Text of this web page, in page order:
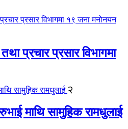
प्रचार प्रसार विभागमा
२
माथि सामुहिक रामधुलाई